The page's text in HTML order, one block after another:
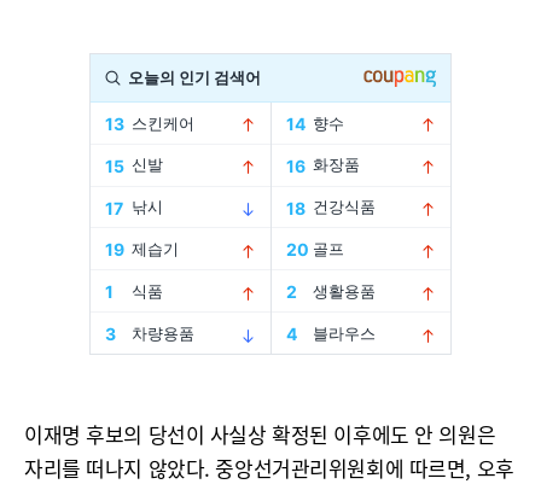
이재명 후보의 당선이 사실상 확정된 이후에도 안 의원은
자리를 떠나지 않았다. 중앙선거관리위원회에 따르면, 오후